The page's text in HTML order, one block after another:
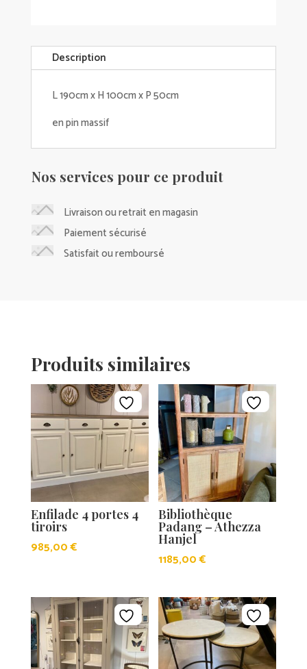
Description
L 190cm x H 100cm x P 50cm
en pin massif
Nos services pour ce produit
Livraison ou retrait en magasin
Paiement sécurisé
Satisfait ou remboursé
Produits similaires
Enfilade 4 portes 4
tiroirs
985,00€
Bibliothèque
Padang – Athezza
Hanjel
1185,00€